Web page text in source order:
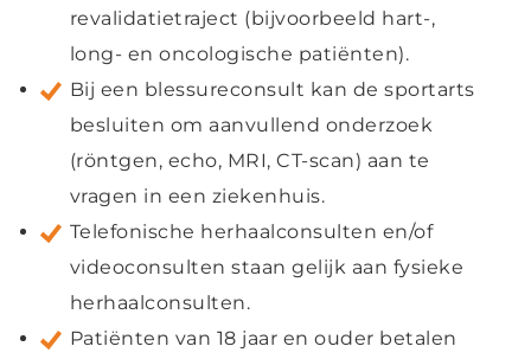
revalidatietraject (bijvoorbeeld hart-,
long- en oncologische patiënten).
Bij een blessureconsult kan de sportarts
besluiten om aanvullend onderzoek
(röntgen, echo, MRI, CT-scan) aan te
vragen in een ziekenhuis.
Telefonische herhaalconsulten en/of
videoconsulten staan gelijk aan fysieke
herhaalconsulten.
Patiënten van 18 jaar en ouder betalen